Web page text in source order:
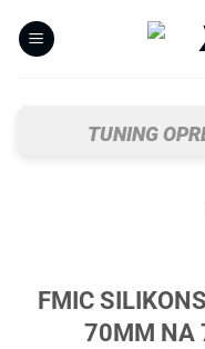
TUNING
FMIC
70MM NA